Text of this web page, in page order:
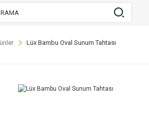
Lüx Bambu Oval Sunum Tahtası